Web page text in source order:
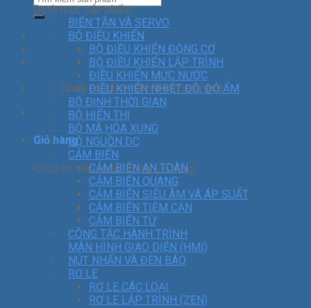
Chưa có sản phẩm trong giỏ hàng.
Giỏ hàng
Chưa có sản phẩm trong giỏ hàng.
Danh mục sản phẩm
BIẾN TẦN VÀ SERVO
BỘ ĐIỀU KHIỂN
BỘ ĐIỀU KHIỂN ĐỘNG CƠ
BỘ ĐIỀU KHIỂN LẬP TRÌNH
ĐIỀU KHIỂN MỨC NƯỚC
ĐIỀU KHIỂN NHIỆT ĐỘ, ĐỘ ẨM
BỘ ĐỊNH THỜI GIAN
BỘ HIỂN THỊ
BỘ MÃ HÓA XUNG
BỘ NGUỒN DC
CẢM BIẾN
CẢM BIẾN AN TOÀN
CẢM BIẾN QUANG
CẢM BIẾN SIÊU ÂM VÀ ÁP SUẤT
CẢM BIẾN TIỆM CẬN
CẢM BIẾN TỪ
CÔNG TẮC HÀNH TRÌNH
MÀN HÌNH GIAO DIỆN (HMI)
NÚT NHẤN VÀ ĐÈN BÁO
RƠ LE
RƠ LE CÁC LOẠI
RƠ LE LẬP TRÌNH (ZEN)